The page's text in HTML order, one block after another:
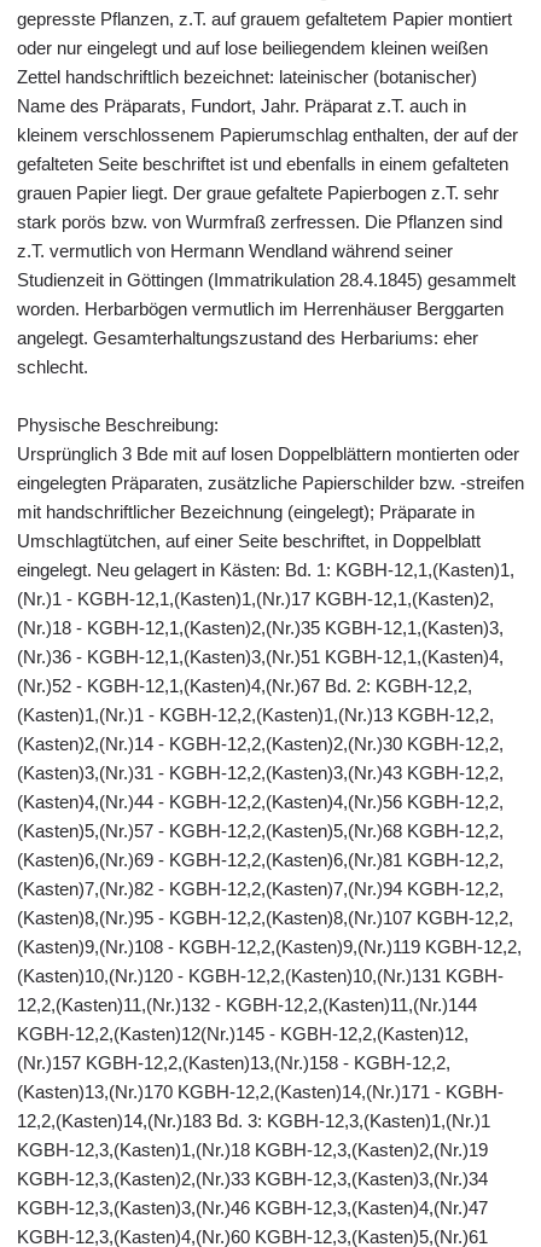
gepresste Pflanzen, z.T. auf grauem gefaltetem Papier montiert
oder nur eingelegt und auf lose beiliegendem kleinen weißen
Zettel handschriftlich bezeichnet: lateinischer (botanischer)
Name des Präparats, Fundort, Jahr. Präparat z.T. auch in
kleinem verschlossenem Papierumschlag enthalten, der auf der
gefalteten Seite beschriftet ist und ebenfalls in einem gefalteten
grauen Papier liegt. Der graue gefaltete Papierbogen z.T. sehr
stark porös bzw. von Wurmfraß zerfressen. Die Pflanzen sind
z.T. vermutlich von Hermann Wendland während seiner
Studienzeit in Göttingen (Immatrikulation 28.4.1845) gesammelt
worden. Herbarbögen vermutlich im Herrenhäuser Berggarten
angelegt. Gesamterhaltungszustand des Herbariums: eher
schlecht.
Physische Beschreibung:
Ursprünglich 3 Bde mit auf losen Doppelblättern montierten oder
eingelegten Präparaten, zusätzliche Papierschilder bzw. -streifen
mit handschriftlicher Bezeichnung (eingelegt); Präparate in
Umschlagtütchen, auf einer Seite beschriftet, in Doppelblatt
eingelegt. Neu gelagert in Kästen: Bd. 1: KGBH-12,1,(Kasten)1,
(Nr.)1 - KGBH-12,1,(Kasten)1,(Nr.)17 KGBH-12,1,(Kasten)2,
(Nr.)18 - KGBH-12,1,(Kasten)2,(Nr.)35 KGBH-12,1,(Kasten)3,
(Nr.)36 - KGBH-12,1,(Kasten)3,(Nr.)51 KGBH-12,1,(Kasten)4,
(Nr.)52 - KGBH-12,1,(Kasten)4,(Nr.)67 Bd. 2: KGBH-12,2,
(Kasten)1,(Nr.)1 - KGBH-12,2,(Kasten)1,(Nr.)13 KGBH-12,2,
(Kasten)2,(Nr.)14 - KGBH-12,2,(Kasten)2,(Nr.)30 KGBH-12,2,
(Kasten)3,(Nr.)31 - KGBH-12,2,(Kasten)3,(Nr.)43 KGBH-12,2,
(Kasten)4,(Nr.)44 - KGBH-12,2,(Kasten)4,(Nr.)56 KGBH-12,2,
(Kasten)5,(Nr.)57 - KGBH-12,2,(Kasten)5,(Nr.)68 KGBH-12,2,
(Kasten)6,(Nr.)69 - KGBH-12,2,(Kasten)6,(Nr.)81 KGBH-12,2,
(Kasten)7,(Nr.)82 - KGBH-12,2,(Kasten)7,(Nr.)94 KGBH-12,2,
(Kasten)8,(Nr.)95 - KGBH-12,2,(Kasten)8,(Nr.)107 KGBH-12,2,
(Kasten)9,(Nr.)108 - KGBH-12,2,(Kasten)9,(Nr.)119 KGBH-12,2,
(Kasten)10,(Nr.)120 - KGBH-12,2,(Kasten)10,(Nr.)131 KGBH-
12,2,(Kasten)11,(Nr.)132 - KGBH-12,2,(Kasten)11,(Nr.)144
KGBH-12,2,(Kasten)12(Nr.)145 - KGBH-12,2,(Kasten)12,
(Nr.)157 KGBH-12,2,(Kasten)13,(Nr.)158 - KGBH-12,2,
(Kasten)13,(Nr.)170 KGBH-12,2,(Kasten)14,(Nr.)171 - KGBH-
12,2,(Kasten)14,(Nr.)183 Bd. 3: KGBH-12,3,(Kasten)1,(Nr.)1
KGBH-12,3,(Kasten)1,(Nr.)18 KGBH-12,3,(Kasten)2,(Nr.)19
KGBH-12,3,(Kasten)2,(Nr.)33 KGBH-12,3,(Kasten)3,(Nr.)34
KGBH-12,3,(Kasten)3,(Nr.)46 KGBH-12,3,(Kasten)4,(Nr.)47
KGBH-12,3,(Kasten)4,(Nr.)60 KGBH-12,3,(Kasten)5,(Nr.)61